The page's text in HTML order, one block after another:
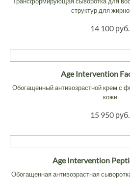
структур для
14 100 руб.
Age Intervention
Обогащенный антивозрастной крем с
кожи
15 950 руб.
Age Intervention
Обогащенная антивозрастная